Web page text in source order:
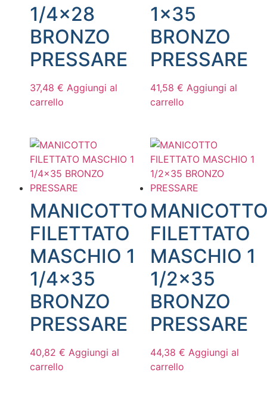
1/4×28
BRONZO
PRESSARE
37,48 € Aggiungi al
carrello
1×35
BRONZO
PRESSARE
41,58 € Aggiungi al
carrello
MANICOTTO
FILETTATO
MASCHIO 1
1/4×35
BRONZO
PRESSARE
40,82 € Aggiungi al
carrello
FILETTATO
MASCHIO 1
1/2×35
BRONZO
PRESSARE
44,38 € Aggiungi al
carrello